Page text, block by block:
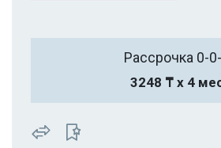
Рассрочка 0-
3248 ₸ х 4